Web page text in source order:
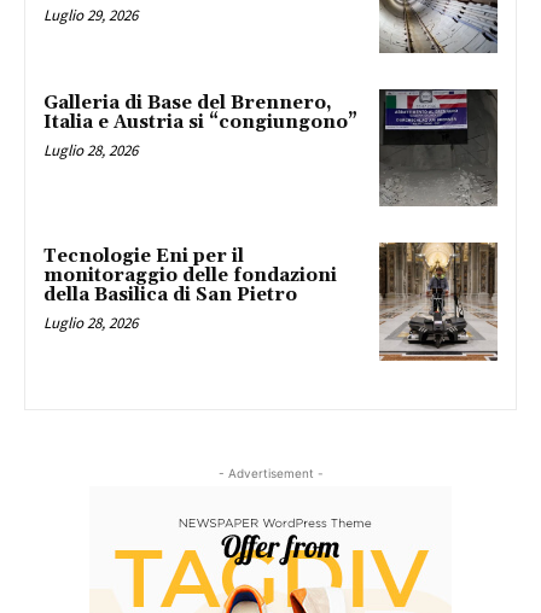
Luglio 29, 2026
Galleria di Base del Brennero,
Italia e Austria si “congiungono”
Luglio 28, 2026
Tecnologie Eni per il
monitoraggio delle fondazioni
della Basilica di San Pietro
Luglio 28, 2026
- Advertisement -